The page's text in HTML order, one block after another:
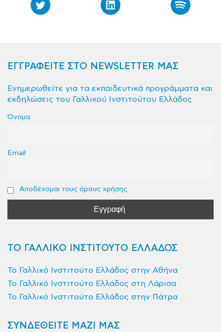
ΕΓΓΡΑΦΕΙΤΕ ΣΤΟ NEWSLETTER ΜΑΣ
Ενημερωθείτε για τα εκπαιδευτικά προγράμματα και
εκδηλώσεις του Γαλλικού Ινστιτούτου Ελλάδος
Όνομα
Email
Αποδέχομαι τους όρους χρήσης
ΤΟ ΓΑΛΛΙΚΟ ΙΝΣΤΙΤΟΥΤΟ ΕΛΛΑΔΟΣ
Το Γαλλικό Ινστιτούτο Ελλάδος στην Αθήνα
Το Γαλλικό Ινστιτούτο Ελλάδος στη Λάρισα
Το Γαλλικό Ινστιτούτο Ελλάδος στην Πάτρα
ΣΥΝΔΕΘΕΙΤΕ ΜΑΖΙ ΜΑΣ